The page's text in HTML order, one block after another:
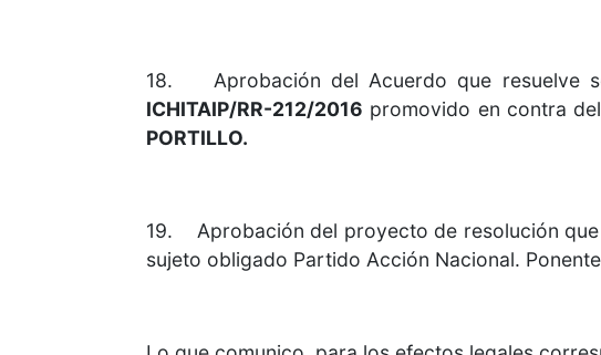
18. Aprobación del Acuerdo que resuelve
ICHITAIP/RR-212/2016 promovido en contra
PORTILLO.
19. Aprobación del proyecto de resolución
sujeto obligado Partido Acción Nacional.